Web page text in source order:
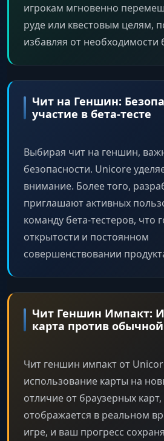
игрокам мгновенно
руде или квестовым целям,
избавляя от необходимости
Чит на Геншин:
участие в бета-тесте
Выбирая чит на геншин,
безопасности. Unicore
внимание. Более того,
приглашают активных
команду бета-тестеров, что
открытости и постоянном
совершенствовании
Чит Геншин Импакт:
карта против обычной
Чит геншин импакт от
использование карты на
отличие от браузерных карт,
отображается в реальном
игре, и ваш прогресс